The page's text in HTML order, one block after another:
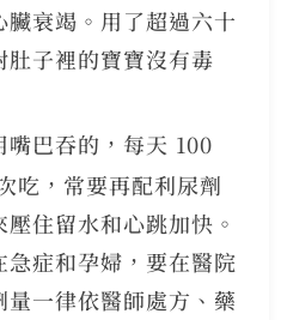
臟衰竭。用了超過六十
肚子裡的寶寶沒有毒
嘴巴吞的，每天 100
吃，常要再配利尿劑
住留水和心跳加快。
急症和孕婦，要在醫院
量一律依醫師處方、藥